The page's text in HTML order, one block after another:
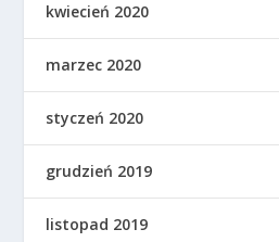
kwiecień 2020
marzec 2020
styczeń 2020
grudzień 2019
listopad 2019